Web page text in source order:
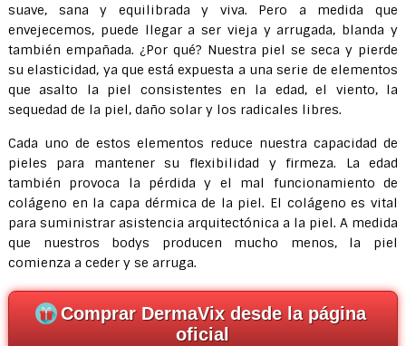
suave, sana y equilibrada y viva. Pero a medida que
envejecemos, puede llegar a ser vieja y arrugada, blanda y
también empañada. ¿Por qué? Nuestra piel se seca y pierde
su elasticidad, ya que está expuesta a una serie de elementos
que asalto la piel consistentes en la edad, el viento, la
sequedad de la piel, daño solar y los radicales libres.
Cada uno de estos elementos reduce nuestra capacidad de
pieles para mantener su flexibilidad y firmeza. La edad
también provoca la pérdida y el mal funcionamiento de
colágeno en la capa dérmica de la piel. El colágeno es vital
para suministrar asistencia arquitectónica a la piel. A medida
que nuestros bodys producen mucho menos, la piel
comienza a ceder y se arruga.
Comprar DermaVix desde la página
oficial